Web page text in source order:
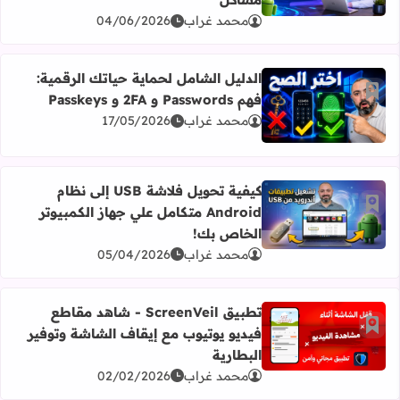
محمد غراب 04/06/2026
أضف إلى العلامات المرجعية
اقرأ المزيد عن الدليل الشامل لحماية حياتك الرقمية: فهم Passwords و 2FA و Passkeys
الدليل الشامل لحماية حياتك الرقمية:
فهم Passwords و 2FA و Passkeys
محمد غراب 17/05/2026
أضف إلى العلامات المرجعية
اقرأ المزيد عن كيفية تحويل فلاشة USB إلى نظام Android متكامل علي جهاز الكمبيوتر الخاص بك!
كيفية تحويل فلاشة USB إلى نظام
Android متكامل علي جهاز الكمبيوتر
الخاص بك!
محمد غراب 05/04/2026
أضف إلى العلامات المرجعية
اقرأ المزيد عن تطبيق ScreenVeil - شاهد مقاطع فيديو يوتيوب مع إيقاف الشاشة وتوفير البطارية
تطبيق ScreenVeil - شاهد مقاطع
فيديو يوتيوب مع إيقاف الشاشة وتوفير
البطارية
محمد غراب 02/02/2026